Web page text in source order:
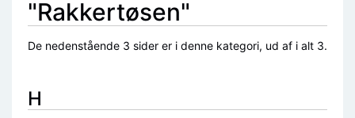
"Rakkertøsen"
De nedenstående 3 sider er i denne kategori, ud af i alt 3.
H